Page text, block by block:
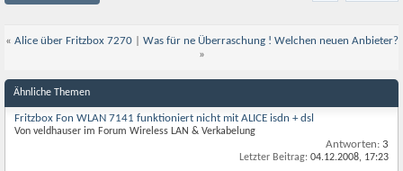
« Alice über Fritzbox 7270| Was für ne Überraschung ! Welchen neuen Anbieter?
»
Ähnliche Themen
Fritzbox Fon WLAN 7141 funktioniert nicht mit ALICE isdn + dsl
Von veldhauser im Forum Wireless LAN & Verkabelung
Antworten: 3
Letzter Beitrag: 04.12.2008, 17:23